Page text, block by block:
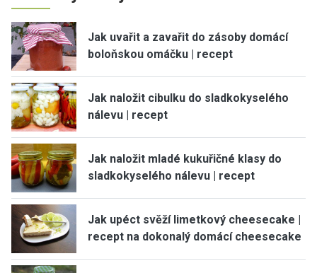
Jak uvařit a zavařit do zásoby domácí
boloňskou omáčku | recept
Jak naložit cibulku do sladkokyselého
nálevu | recept
Jak naložit mladé kukuřičné klasy do
sladkokyselého nálevu | recept
Jak upéct svěží limetkový cheesecake |
recept na dokonalý domácí cheesecake